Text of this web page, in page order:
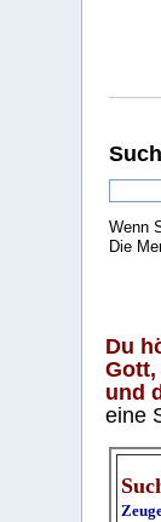
Wenn
Die
Du
und
eine